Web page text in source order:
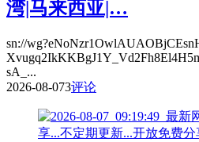
湾|马来西亚|…
sn://
sA_...
2026-08-073评论